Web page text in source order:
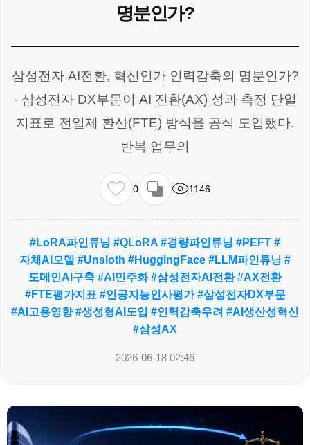
명분인가?
삼성전자 AI전환, 혁신인가 인력감축의 명분인가?
- 삼성전자 DX부문이 AI 전환(AX) 성과 측정 단일
지표로 전일제 환산(FTE) 방식을 공식 도입했다.
반복 업무의
0 1146
#LoRA파인튜닝 #QLoRA #경량파인튜닝 #PEFT #
자체AI모델 #Unsloth #HuggingFace #LLM파인튜닝 #
도메인AI구축 #AI민주화 #삼성전자AI전환 #AX전환
#FTE평가지표 #인공지능인사평가 #삼성전자DX부문
#AI고용영향 #생성형AI도입 #인력감축우려 #AI생산성혁신
#삼성AX
2026-06-18 02:46